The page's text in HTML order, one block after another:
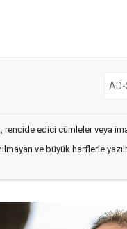
rencide edici cümleler veya
ve büyük harflerle